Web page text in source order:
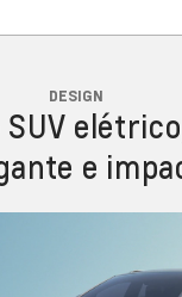
DESIGN
SUV
e